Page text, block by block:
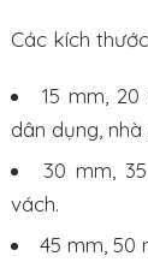
Các kích
15 mm,
dân dụng, nhà
30 mm,
vách.
45 mm, 50